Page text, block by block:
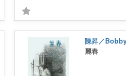
陳昇／
麗春